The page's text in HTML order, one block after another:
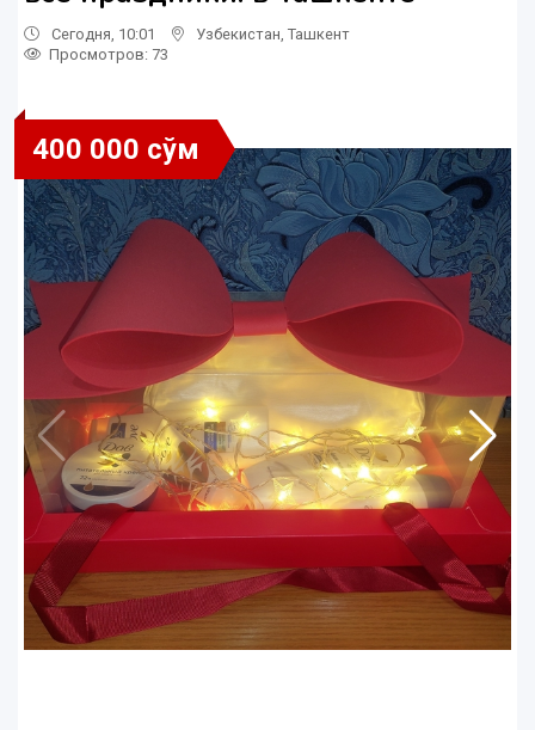
Сегодня, 10:01 Узбекистан Ташкент
Просмотров: 73
400 000 сўм